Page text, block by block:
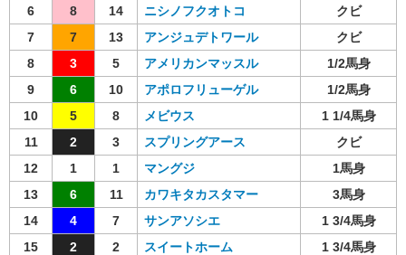
6
8 14 ニシノフクオトコ
クビ
7
7 13 アンジュデトワール
クビ
8
3 5 アメリカンマッスル
1/2馬身
9
6 10 アポロフリューゲル
1/2馬身
10
5 8 メビウス
1 1/4馬身
11
2 3 スプリングアース
クビ
12
1 1 マングジ
1馬身
13
6 11 カワキタカスタマー
3馬身
14
4 7 サンアソシエ
1 3/4馬身
15
2 2 スイートホーム 1 3/4馬身